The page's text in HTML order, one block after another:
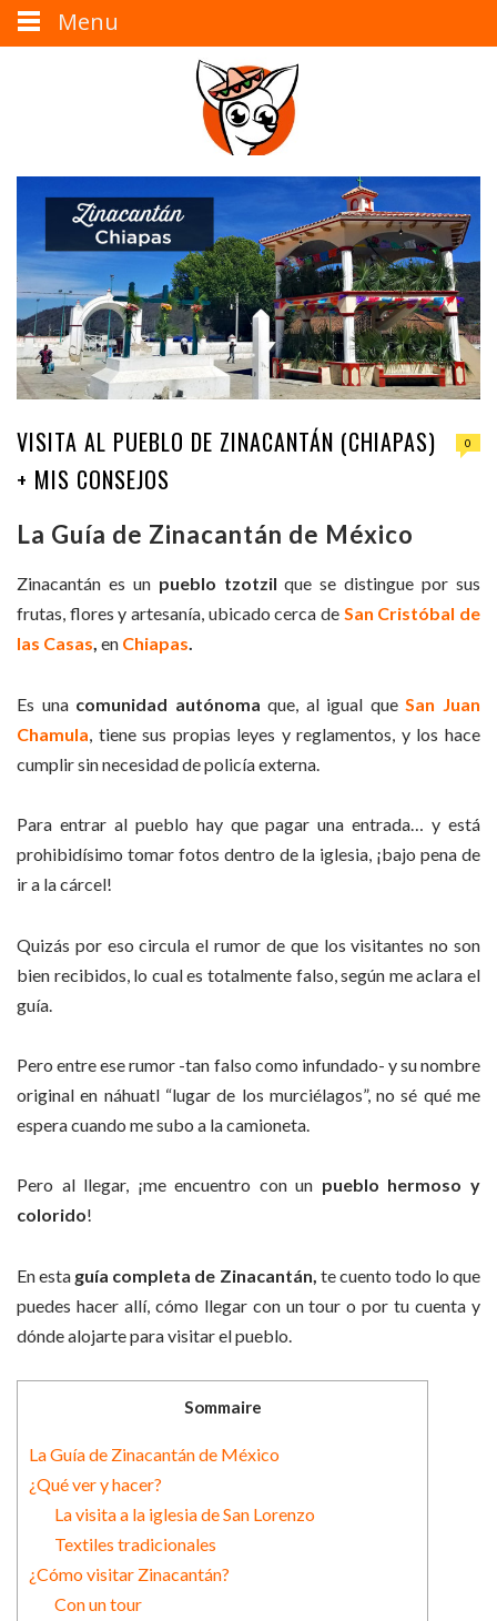
VISITA AL PUEBLO DE ZINACANTÁN (CHIAPAS)
+ MIS CONSEJOS
0
La Guía de Zinacantán de México
Zinacantán es un pueblo tzotzil que se distingue por sus
frutas, flores y artesanía, ubicado cerca de San Cristóbal de
las Casas, en Chiapas.
Es una comunidad autónoma que, al igual que San Juan
Chamula , tiene sus propias leyes y reglamentos, y los hace
cumplir sin necesidad de policía externa.
Para entrar al pueblo hay que pagar una entrada… y está
prohibidísimo tomar fotos dentro de la iglesia, ¡bajo pena de
ir a la cárcel!
Quizás por eso circula el rumor de que los visitantes no son
bien recibidos, lo cual es totalmente falso, según me aclara el
guía.
Pero entre ese rumor -tan falso como infundado- y su nombre
original en náhuatl “lugar de los murciélagos”, no sé qué me
espera cuando me subo a la camioneta.
Pero al llegar, ¡me encuentro con un pueblo hermoso y
colorido!
En esta guía completa de Zinacantán, te cuento todo lo que
puedes hacer allí, cómo llegar con un tour o por tu cuenta y
dónde alojarte para visitar el pueblo.
Sommaire
La Guía de Zinacantán de México
¿Qué ver y hacer?
La visita a la iglesia de San Lorenzo
Textiles tradicionales
¿Cómo visitar Zinacantán?
Con un tour
Menu